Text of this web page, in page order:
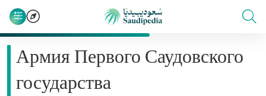
Армия Первого Саудовского
государства